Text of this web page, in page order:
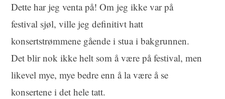
Dette har jeg venta på! Om jeg ikke var på
festival sjøl, ville jeg definitivt hatt
konsertstrømmene gående i stua i bakgrunnen.
Det blir nok ikke helt som å være på festival, men
likevel mye, mye bedre enn å la være å se
konsertene i det hele tatt.